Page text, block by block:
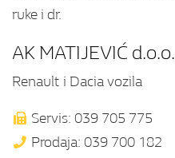
ruke i dr.
AK MATIJEVIĆ d.o.o.
Renault i Dacia vozila
Servis: 039 705 775
Prodaja: 039 700 182